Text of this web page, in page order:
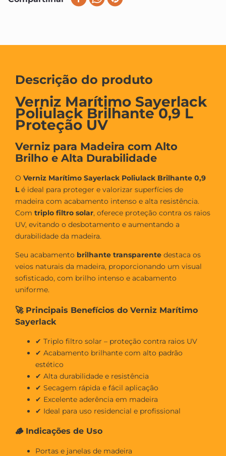
Descrição do produto
Verniz Marítimo Sayerlack
Poliulack Brilhante 0,9 L
Proteção UV
Verniz para Madeira com Alto
Brilho e Alta Durabilidade
O Verniz Marítimo Sayerlack Poliulack Brilhante 0,9
Lé ideal para proteger e valorizar superfícies de
madeira com acabamento intenso e alta resistência.
Com triplo filtro solar, oferece proteção contra os raios
UV, evitando o desbotamento e aumentando a
durabilidade da madeira.
Seu acabamento brilhante transparente destaca os
veios naturais da madeira, proporcionando um visual
sofisticado, com brilho intenso e acabamento
uniforme.
🚀 Principais Benefícios do Verniz Marítimo
Sayerlack
✔ Triplo filtro solar – proteção contra raios UV
✔ Acabamento brilhante com alto padrão
estético
✔ Alta durabilidade e resistência
✔ Secagem rápida e fácil aplicação
✔ Excelente aderência em madeira
✔ Ideal para uso residencial e profissional
🪵 Indicações de Uso
Portas e janelas de madeira